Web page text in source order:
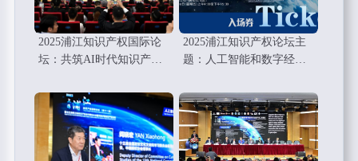
2025浦江知识产权国际论
坛：共筑AI时代知识产权
2025浦江知识产权论坛主
题：人工智能和数字经济